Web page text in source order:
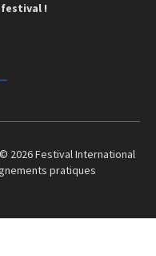
!
© 2026 Festival International
pratiques